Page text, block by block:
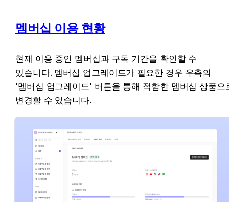
멤버십 이용 현황
현재 이용 중인 멤버십과 구독 기간을 확인할 수
있습니다. 멤버십 업그레이드가 필요한 경우 우측의
'멤버십 업그레이드' 버튼을 통해 적합한 멤버십 상품으
변경할 수 있습니다.